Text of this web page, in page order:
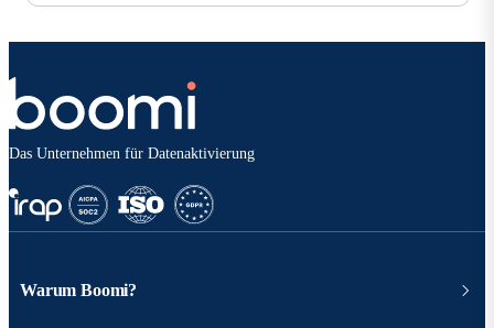
Das Unternehmen für Datenaktivierung
Warum Boomi?